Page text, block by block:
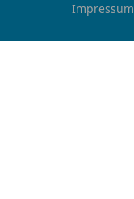
Impressum